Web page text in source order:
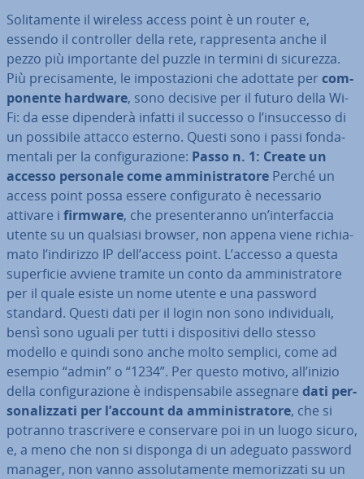
So­li­ta­men­te il wireless access point è un router e,
essendo il con­trol­ler della rete, rap­pre­sen­ta anche il
pezzo più im­por­tan­te del puzzle in termini di sicurezza.
Più pre­ci­sa­men­te, le im­po­sta­zio­ni che adottate per com­
po­nen­te hardware, sono decisive per il futuro della Wi-
Fi: da esse dipenderà infatti il successo o l’in­suc­ces­so di
un possibile attacco esterno. Questi sono i passi fon­da­
men­ta­li per la con­fi­gu­ra­zio­ne: Passo n. 1: Create un
accesso personale come am­mi­ni­stra­to­re Perché un
access point possa essere con­fi­gu­ra­to è ne­ces­sa­rio
attivare i firmware, che pre­sen­te­ran­no un’in­ter­fac­cia
utente su un qualsiasi browser, non appena viene ri­chia­
ma­to l’indirizzo IP dell’access point. L’accesso a questa
su­per­fi­cie avviene tramite un conto da am­mi­ni­stra­to­re
per il quale esiste un nome utente e una password
standard. Questi dati per il login non sono in­di­vi­dua­li,
bensì sono uguali per tutti i di­spo­si­ti­vi dello stesso
modello e quindi sono anche molto semplici, come ad
esempio “admin” o “1234”. Per questo motivo, all’inizio
della con­fi­gu­ra­zio­ne è in­di­spen­sa­bi­le assegnare dati per­
so­na­liz­za­ti per l’account da am­mi­ni­stra­to­re, che si
potranno tra­scri­ve­re e con­ser­va­re poi in un luogo sicuro,
e, a meno che non si disponga di un adeguato password
manager, non vanno as­so­lu­ta­men­te me­mo­riz­za­ti su un